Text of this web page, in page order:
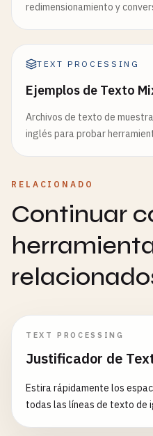
redimensionamiento y
TEXT PROCESSING
Ejemplos de Texto
Archivos de texto de
inglés para probar
RELACIONADO
Continuar
TEXT PROCESSING
Justificador de
Estira rápidamente los
todas las líneas de texto de